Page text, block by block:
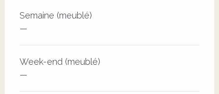
Tarifs 2026
Semaine (meublé)
—
Week-end (meublé)
—